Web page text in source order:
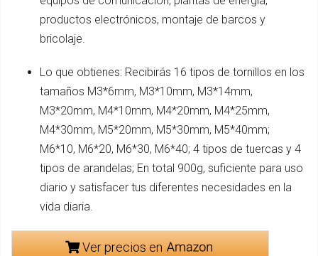
productos electrónicos, montaje de barcos y
bricolaje.
Lo que obtienes: Recibirás 16 tipos de tornillos en los
tamaños M3*6mm, M3*10mm, M3*14mm,
M3*20mm, M4*10mm, M4*20mm, M4*25mm,
M4*30mm, M5*20mm, M5*30mm, M5*40mm;
M6*10, M6*20, M6*30, M6*40; 4 tipos de tuercas y 4
tipos de arandelas; En total 900g, suficiente para uso
diario y satisfacer tus diferentes necesidades en la
vida diaria.
Ver precios en